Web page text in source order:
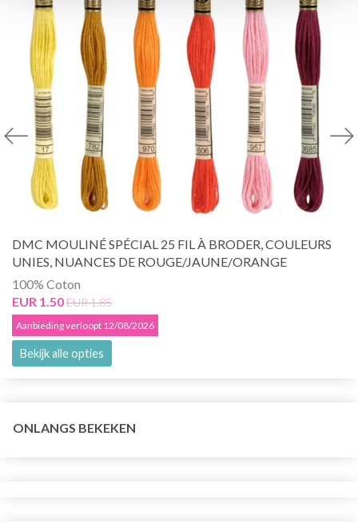
DMC MOULINÉ SPÉCIAL 25 FIL À BRODER, COULEURS
UNIES, NUANCES DE ROUGE/JAUNE/ORANGE
100% Coton
EUR 1.50EUR 1.85
Aanbieding verloopt 12/08/2026
Bekijk alle opties
ONLANGS BEKEKEN